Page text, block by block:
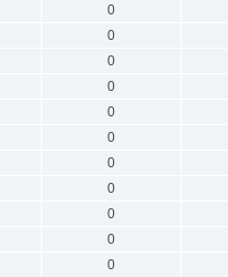
0
0
0
0
0
0
0
0
0
0
0